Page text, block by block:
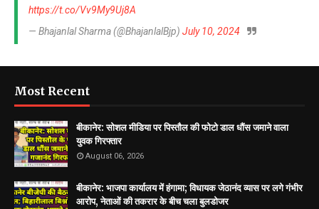
https://t.co/Vv9My9Uj8A
— Bhajanlal Sharma (@BhajanlalBjp) July 10, 2024
Most Recent
बीकानेर: सोशल मीडिया पर पिस्तौल की फोटो डाल धौंस जमाने वाला
युवक गिरफ्तार
August 06, 2026
बीकानेर: भाजपा कार्यालय में हंगामा; विधायक जेठानंद व्यास पर लगे गंभीर
आरोप, नेताओं की तकरार के बीच चला बुलडोजर